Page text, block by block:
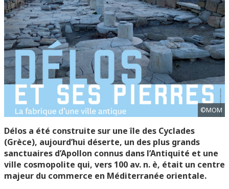
©MOM
Délos a été construite sur une île des Cyclades
(Grèce), aujourd’hui déserte, un des plus grands
sanctuaires d’Apollon connus dans l’Antiquité et une
ville cosmopolite qui, vers 100 av. n. è, était un centre
majeur du commerce en Méditerranée orientale.